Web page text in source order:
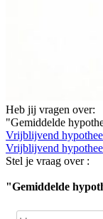
Heb jij vragen over:
"Gemiddelde
Vrijblijvend
Vrijblijvend
Stel je vraag over :
"Gemiddelde